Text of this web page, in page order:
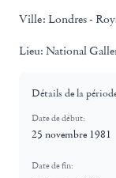
Ville: Londres -
Lieu: National
Détails de la
Date de début:
25 novembre 1981
Date de fin: